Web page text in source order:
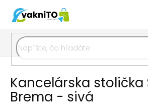
obsah
Kancelárska stolička
Brema - sivá